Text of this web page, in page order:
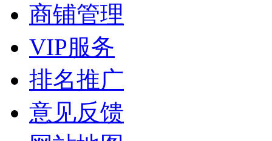
商铺管理
VIP服务
排名推广
意见反馈